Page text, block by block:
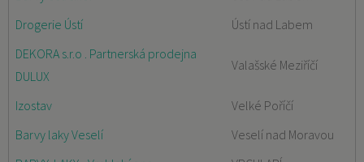
Drogerie Ústí
Ústí nad Labem
DEKORA s.r.o . Partnerská prodejna
DULUX
Valašské Meziříčí
Izostav
Velké Poříčí
Barvy laky Veselí
Veselí nad Moravou